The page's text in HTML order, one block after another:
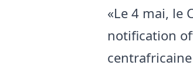
«Le 4 mai, le
notification
centrafricaine